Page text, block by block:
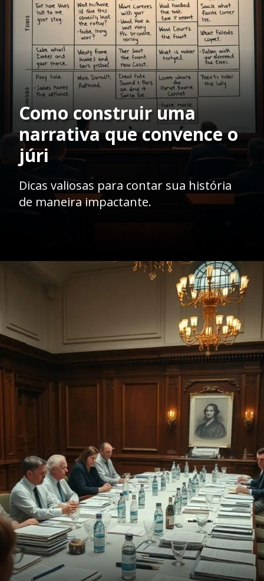
Como construir uma
narrativa que convence o
júri
Dicas valiosas para contar sua história
de maneira impactante.
https://ademilsoncs.adv.br/